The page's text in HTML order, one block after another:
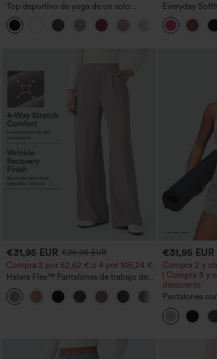
Top deportivo de yoga de un solo
hombro, manga larga con agujero para
el pulgar, dobladillo curvo estilo high-
low (frente más corto, espalda más
+3
Everyday
deportivo sin
acampanado -
€31,95 EUR €35,95 EUR
Compra 2 por 52,62 € o 4 por 105,24 €.
Halara Flex™ Pantalones de trabajo de
talle alto, moldeadores del cuerpo, que
estilizan la cintura, con bolsillos, de
pierna ancha en micro‑waffle
+10
€31,95 EUR
Compra 2 y
| Compra 3 y
descuento
Pantalones
bolsillo
bolsillo lateral
de longitud